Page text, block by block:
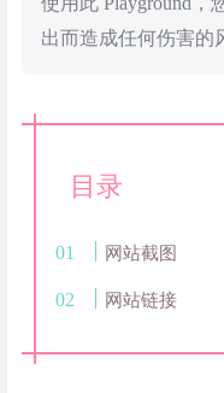
出而造成任何伤害的
目录
网站截图
网站链接